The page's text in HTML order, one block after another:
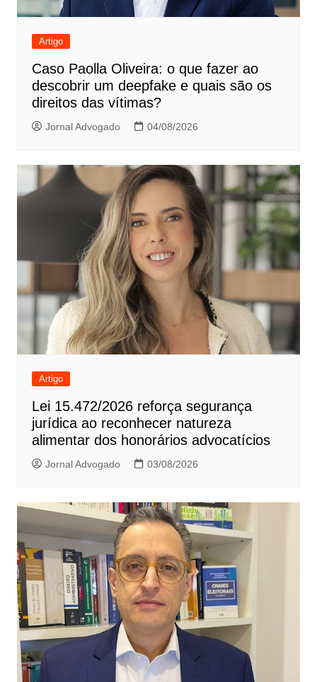
Artigo
Caso Paolla Oliveira: o que fazer ao
descobrir um deepfake e quais são os
direitos das vítimas?
Jornal Advogado 04/08/2026
Artigo
Lei 15.472/2026 reforça segurança
jurídica ao reconhecer natureza
alimentar dos honorários advocatícios
Jornal Advogado 03/08/2026